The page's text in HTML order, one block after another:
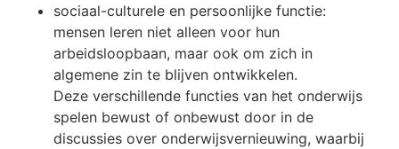
sociaal-culturele en persoonlijke functie:
mensen leren niet alleen voor hun
arbeidsloopbaan, maar ook om zich in
algemene zin te blijven ontwikkelen.
Deze verschillende functies van het onderwijs
spelen bewust of onbewust door in de
discussies over onderwijsvernieuwing, waarbij